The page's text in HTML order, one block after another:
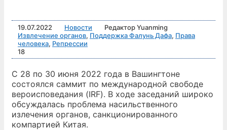
19.07.2022 Новости
Редактор Yuanming
Извлечение органов, Поддержка Фалунь Дафа, Права
человека, Репрессии
18
С 28 по 30 июня 2022 года в Вашингтоне
состоялся саммит по международной свободе
вероисповедания (IRF). В ходе заседаний широко
обсуждалась проблема насильственного
излечения органов, санкционированного
компартией Китая.